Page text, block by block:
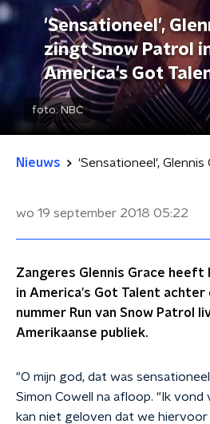
'Sensationeel',
zingt Snow Patrol
America's Got
foto:NBC
Nieuws
wo 19 september 2018 05:22
Zangeres Glennis Grace heeft
in America's Got Talent achter
nummer Run van Snow Patrol
Amerikaanse publiek.
"O mijn god, dat was
Simon Cowell na afloop. "Ik vond
kan niet geloven dat we hiervoor